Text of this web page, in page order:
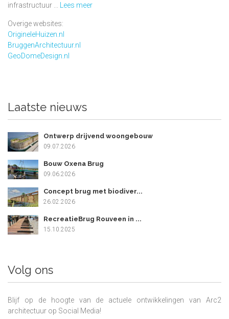
infrastructuur ...
Lees meer
Overige websites:
OrigineleHuizen.nl
BruggenArchitectuur.nl
GeoDomeDesign.nl
Laatste nieuws
Ontwerp drijvend woongebouw
09.07.2026
Bouw Oxena Brug
09.06.2026
Concept brug met biodiver...
26.02.2026
RecreatieBrug Rouveen in ...
15.10.2025
Volg ons
Blijf op de hoogte van de actuele ontwikkelingen van Arc2
architectuur op Social Media!